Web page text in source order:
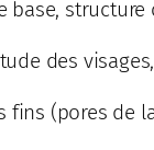
base,
des
(pores de